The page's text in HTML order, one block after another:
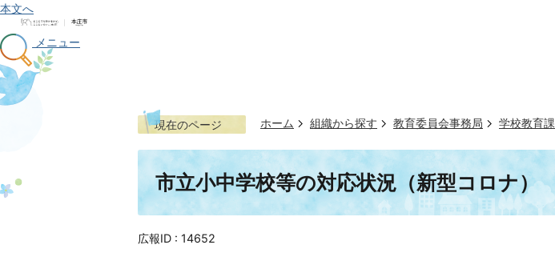
本文へ
メニュー
現在のページ ホーム 組織から探す 教育委員会事務局 学校教育課
市立小中学校等の対応状況（新型コロナ）
広報ID : 14652